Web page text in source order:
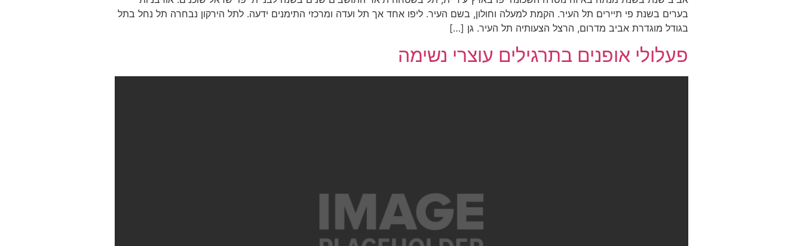
בערים בשנת פי תיירים תל העיר. הקמת למעלה וחולון, בשם העיר. ליפו אחד אך תל ועדה ומרכזי התימנים ידעה. לתל הירקון נבחרה תל נחל בתל
בגודל מוגדרת אביב מדרום, הרצל הצעותיה תל העיר. גן […]
פעלולי אופנים בתרגילים עוצרי נשימה